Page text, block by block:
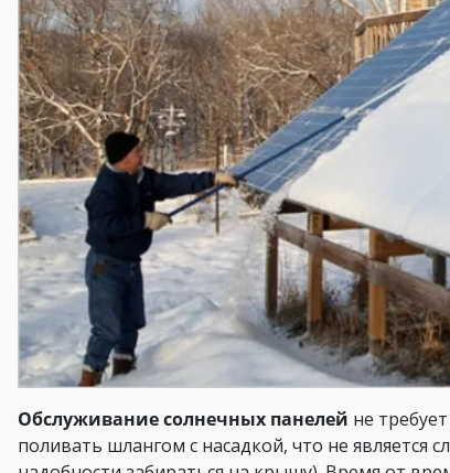
Обслуживание солнечных панелей не
поливать шлангом с насадкой, что не является